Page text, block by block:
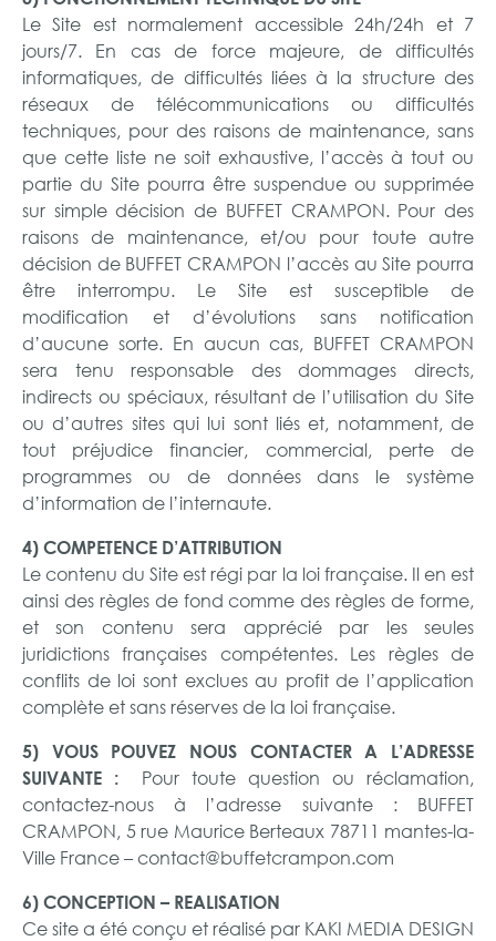
Le Site est normalement accessible 24h/24h et 7
jours/7. En cas de force majeure, de difficultés
informatiques, de difficultés liées à la structure des
réseaux de télécommunications ou difficultés
techniques, pour des raisons de maintenance, sans
que cette liste ne soit exhaustive, l’accès à tout ou
partie du Site pourra être suspendue ou supprimée
sur simple décision de BUFFET CRAMPON. Pour des
raisons de maintenance, et/ou pour toute autre
décision de BUFFET CRAMPON l’accès au Site pourra
être interrompu. Le Site est susceptible de
modification et d’évolutions sans notification
d’aucune sorte. En aucun cas, BUFFET CRAMPON
sera tenu responsable des dommages directs,
indirects ou spéciaux, résultant de l’utilisation du Site
ou d’autres sites qui lui sont liés et, notamment, de
tout préjudice financier, commercial, perte de
programmes ou de données dans le système
d’information de l’internaute.
4) COMPETENCE D’ATTRIBUTION
Le contenu du Site est régi par la loi française. Il en est
ainsi des règles de fond comme des règles de forme,
et son contenu sera apprécié par les seules
juridictions françaises compétentes. Les règles de
conflits de loi sont exclues au profit de l’application
complète et sans réserves de la loi française.
5) VOUS POUVEZ NOUS CONTACTER A L’ADRESSE
SUIVANTE :
Pour toute question ou réclamation,
contactez-nous à l’adresse suivante : BUFFET
CRAMPON, 5 rue Maurice Berteaux 78711 mantes-la-
Ville France – contact@buffetcrampon.com
6) CONCEPTION – REALISATION
Ce site a été conçu et réalisé par KAKI MEDIA DESIGN